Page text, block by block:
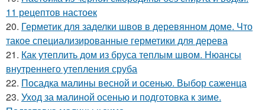
11 рецептов настоек
20. Герметик для заделки швов в деревянном доме. Что
такое специализированные герметики для дерева
21. Как утеплить дом из бруса теплым швом. Нюансы
внутреннего утепления сруба
22. Посадка малины весной и осенью. Выбор саженца
23. Уход за малиной осенью и подготовка к зиме.